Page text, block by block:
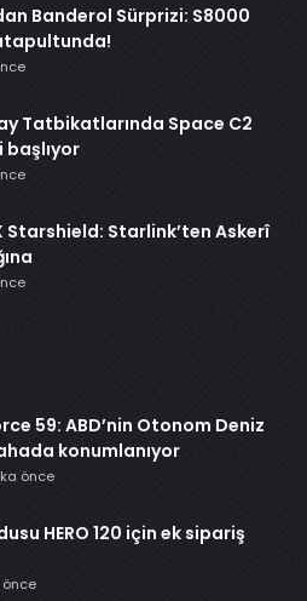
Banderol Sürprizi: S8000
Tatbikatlarında Space C2
başlıyor
Starshield: Starlink’ten Askerî
59: ABD’nin Otonom Deniz
konumlanıyor
önce
HERO 120 için ek sipariş
önce